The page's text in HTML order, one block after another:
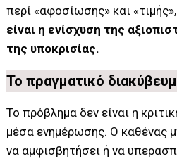
περί «αφοσίωσης» και «τιμής»,
είναι η ενίσχυση της
της υποκρισίας.
Το πραγματικό
Το πρόβλημα δεν είναι η
μέσα ενημέρωσης. Ο καθένας
να αμφισβητήσει ή να